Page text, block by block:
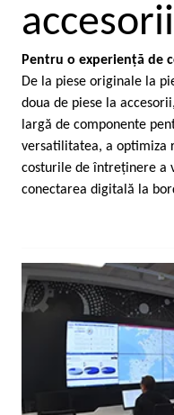
accesorii
Pentru o experienţă de
De la piese originale la
doua de piese la
largă de componente
versatilitatea, a optimiza
costurile de întreţinere a
conectarea digitală la